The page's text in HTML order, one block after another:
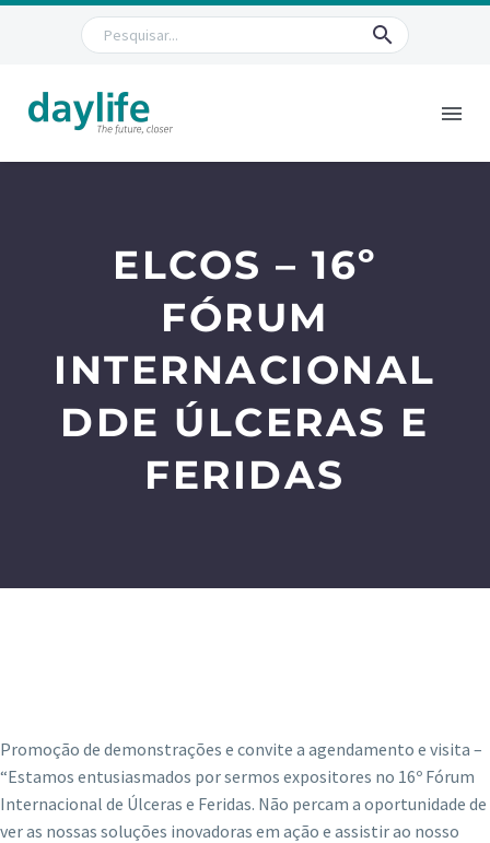
ELCOS – 16º
FÓRUM
INTERNACIONAL
DDE ÚLCERAS E
FERIDAS
Promoção de demonstrações e convite a agendamento e visita –
“Estamos entusiasmados por sermos expositores no 16º Fórum
Internacional de Úlceras e Feridas. Não percam a oportunidade de
ver as nossas soluções inovadoras em ação e assistir ao nosso